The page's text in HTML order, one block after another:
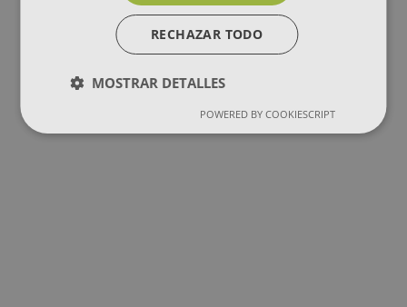
RECHAZAR TODO
MOSTRAR DETALLES
POWERED BY COOKIESCRIPT